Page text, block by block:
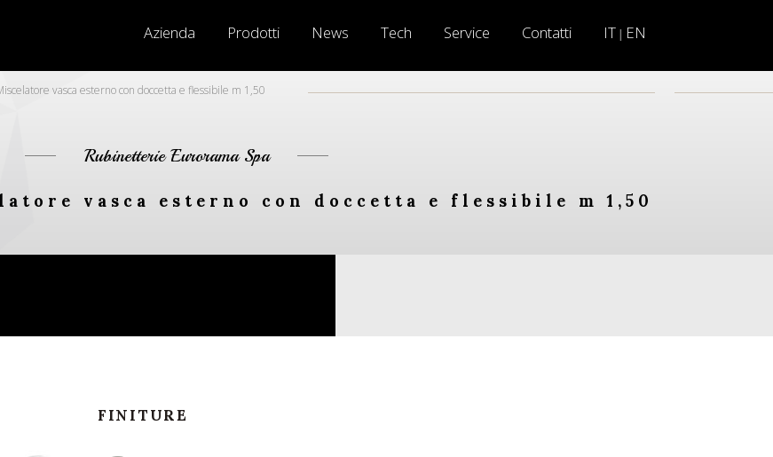
Azienda Prodotti News Tech Service Contatti IT | EN
vasca esterno con doccetta e flessibile m 1,50
Rubinetterie Eurorama Spa
vasca esterno con doccetta e flessibile m 1,50
FINITURE